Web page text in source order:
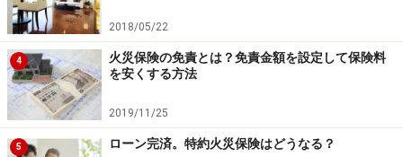
加入については各損保ともたいてい商品を取り揃えてい
ます。
加入制限などは通常はないでしょうから、興味があれば
各損保に照会してみてください。今はネットなどで加入
できる商品も増えています。
2018/05/22
4
火災保険の免責とは？免責金額を設定して保険料
を安くする方法
2019/11/25
5 ローン完済。特約火災保険はどうなる？